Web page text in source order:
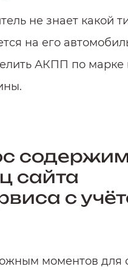
не знает какой
на его
АКПП по марке
сайта
с
моментов для